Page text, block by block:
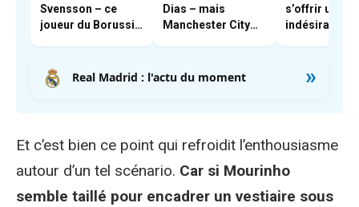
Svensson – ce
joueur du Borussia
Mourinho
Dias – mais
Manchester City
s’offrir un
indésirable
Real Madrid : l'actu du moment »
Et c’est bien ce point qui refroidit l’enthousiasme
autour d’un tel scénario. Car si Mourinho
semble taillé pour encadrer un vestiaire sous